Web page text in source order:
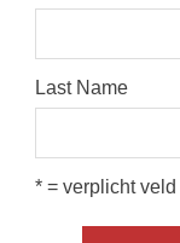
Last Name
* = verplicht veld